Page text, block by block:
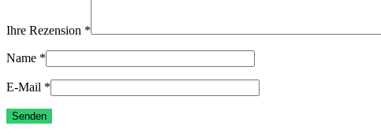
Ihre Rezension *
Name *
E-Mail *